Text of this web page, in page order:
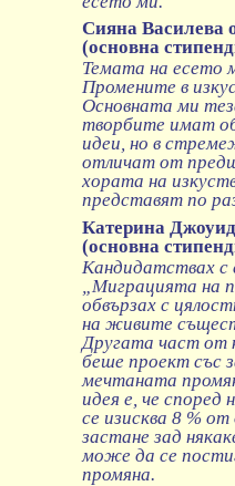
Сияна Василева
(основна
Темата на есето
Промените в
Основната ми
творбите имат
идеи, но в
отличат от
хората на
представят по
Катерина
(основна
Кандидатствах с
„Миграцията на
обвързах с
на живите
Другата част от
беше проект със
мечтаната
идея е, че според
се изисква 8 %
застане зад
може да се
промяна.